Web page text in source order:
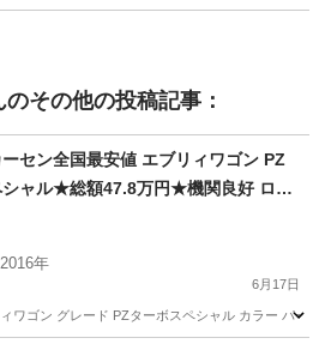
のその他の投稿記事：
セン全国最安値 エブリィワゴン PZ
シャル★総額47.8万円★機関良好 ロー
ルミ 両側パワスラ 社外ナビ フルセ
カメラ レーダーブレーキ 修復歴な
年
6月17日
ゴン グレード PZターボスペシャル カラー パー